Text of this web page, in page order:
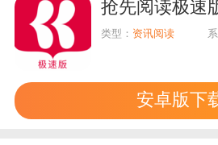
抢先阅读极速
类型： 资讯阅读
安卓版下